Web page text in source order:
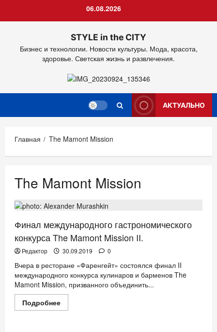
содержимому
06.08.2026
STYLE in the CITY
Бизнес и технологии. Новости культуры. Мода, красота,
здоровье. Светская жизнь и развлечения.
АКТУАЛЬНО
Главная The Mamont Mission
The Mamont Mission
ДОСУГ ЕДА
КОНКУРСЫ АКЦИИ
Финал международного гастрономического
конкурса The Mamont Mission II.
Редактор 30.09.2019 0
Вчера в ресторане «Фаренгейт» состоялся финал II
международного конкурса кулинаров и барменов The
Mamont Mission, призванного объединить...
ПодробнееПрочитать
больше